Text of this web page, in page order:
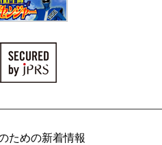
ための新着情報